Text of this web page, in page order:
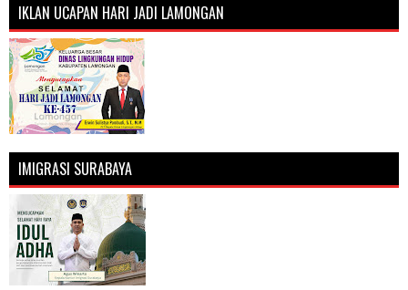
IKLAN UCAPAN HARI JADI LAMONGAN
IMIGRASI SURABAYA